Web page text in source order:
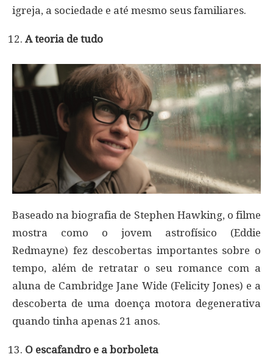
igreja, a sociedade e até mesmo seus familiares.
A teoria de tudo
Baseado na biografia de Stephen Hawking, o filme
mostra como o jovem astrofísico (Eddie
Redmayne) fez descobertas importantes sobre o
tempo, além de retratar o seu romance com a
aluna de Cambridge Jane Wide (Felicity Jones) e a
descoberta de uma doença motora degenerativa
quando tinha apenas 21 anos.
O escafandro e a borboleta